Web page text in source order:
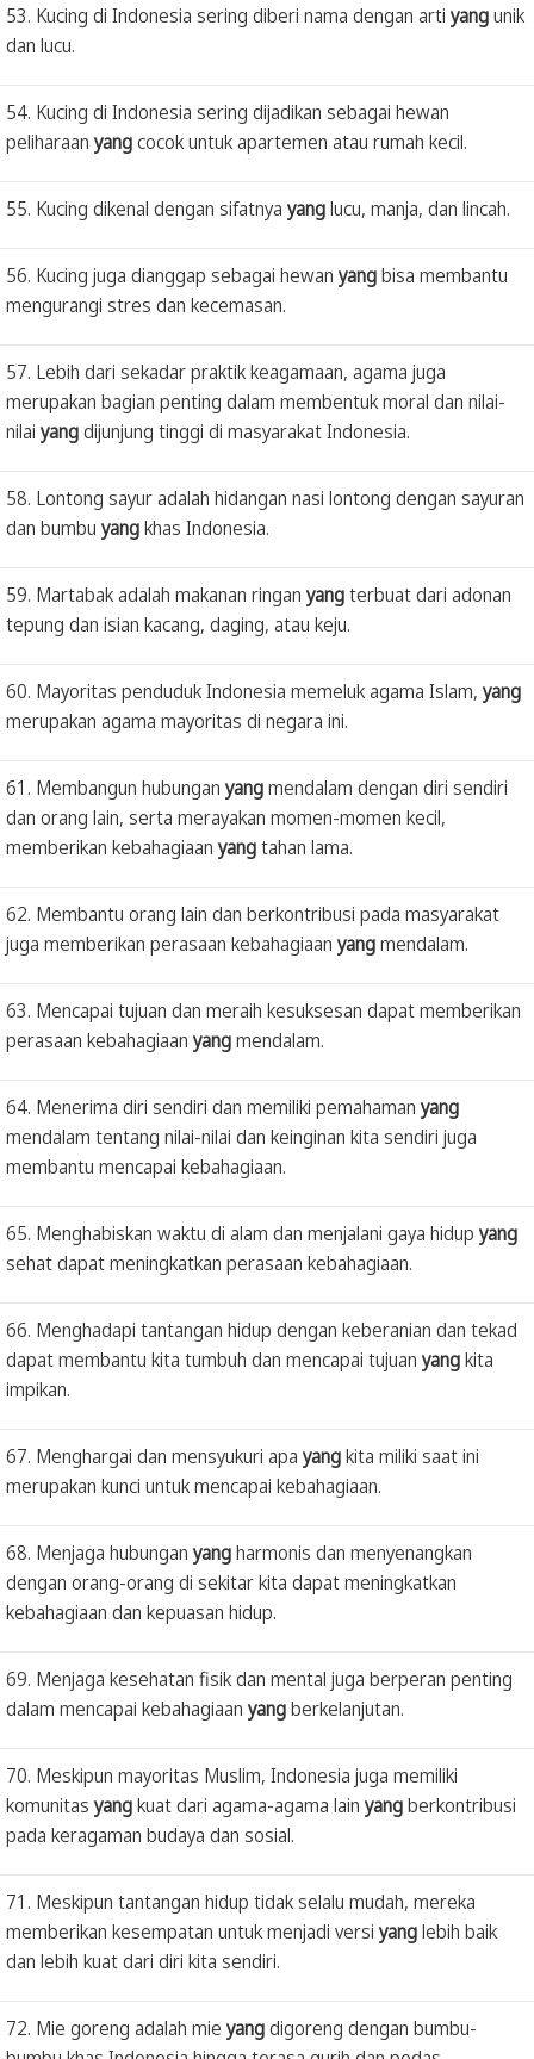
53. Kucing di Indonesia sering diberi nama dengan arti yangunik
dan lucu.
54. Kucing di Indonesia sering dijadikan sebagai hewan
peliharaan yangcocok untuk apartemen atau rumah kecil.
55. Kucing dikenal dengan sifatnya yanglucu, manja, dan lincah.
56. Kucing juga dianggap sebagai hewan yangbisa membantu
mengurangi stres dan kecemasan.
57. Lebih dari sekadar praktik keagamaan, agama juga
merupakan bagian penting dalam membentuk moral dan nilai-
nilai yangdijunjung tinggi di masyarakat Indonesia.
58. Lontong sayur adalah hidangan nasi lontong dengan sayuran
dan bumbu yangkhas Indonesia.
59. Martabak adalah makanan ringan yangterbuat dari adonan
tepung dan isian kacang, daging, atau keju.
60. Mayoritas penduduk Indonesia memeluk agama Islam, yang
merupakan agama mayoritas di negara ini.
61. Membangun hubungan yangmendalam dengan diri sendiri
dan orang lain, serta merayakan momen-momen kecil,
memberikan kebahagiaan yangtahan lama.
62. Membantu orang lain dan berkontribusi pada masyarakat
juga memberikan perasaan kebahagiaan yangmendalam.
63. Mencapai tujuan dan meraih kesuksesan dapat memberikan
perasaan kebahagiaan yangmendalam.
64. Menerima diri sendiri dan memiliki pemahaman yang
mendalam tentang nilai-nilai dan keinginan kita sendiri juga
membantu mencapai kebahagiaan.
65. Menghabiskan waktu di alam dan menjalani gaya hidup yang
sehat dapat meningkatkan perasaan kebahagiaan.
66. Menghadapi tantangan hidup dengan keberanian dan tekad
dapat membantu kita tumbuh dan mencapai tujuan yangkita
impikan.
67. Menghargai dan mensyukuri apa yangkita miliki saat ini
merupakan kunci untuk mencapai kebahagiaan.
68. Menjaga hubungan yangharmonis dan menyenangkan
dengan orang-orang di sekitar kita dapat meningkatkan
kebahagiaan dan kepuasan hidup.
69. Menjaga kesehatan fisik dan mental juga berperan penting
dalam mencapai kebahagiaan yangberkelanjutan.
70. Meskipun mayoritas Muslim, Indonesia juga memiliki
komunitas yangkuat dari agama-agama lain yangberkontribusi
pada keragaman budaya dan sosial.
71. Meskipun tantangan hidup tidak selalu mudah, mereka
memberikan kesempatan untuk menjadi versi yanglebih baik
dan lebih kuat dari diri kita sendiri.
72. Mie goreng adalah mie yangdigoreng dengan bumbu-